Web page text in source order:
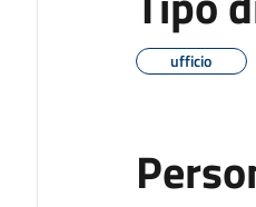
ufficio